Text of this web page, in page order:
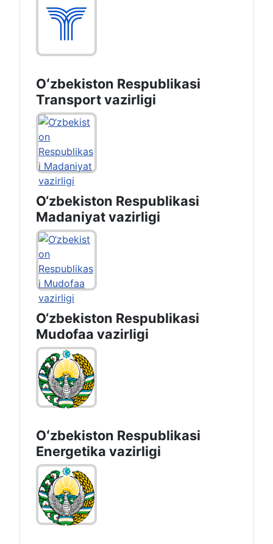
Oʻzbekiston Respublikasi
Transport vazirligi
O‘zbekiston Respublikasi
Madaniyat vazirligi
O‘zbekiston Respublikasi
Mudofaa vazirligi
Oʻzbekiston Respublikasi
Energetika vazirligi